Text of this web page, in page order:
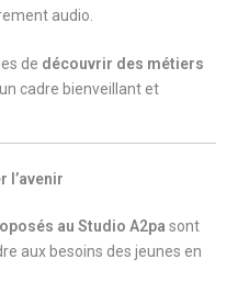
audio.
de découvrir des métiers
cadre bienveillant et
l’avenir
au Studio A2pa sont
aux besoins des jeunes en